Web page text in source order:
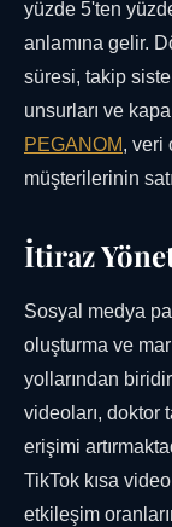
yüzde 5'ten
anlamına gelir.
süresi, takip
unsurları ve
PEGANOM, veri
müşterilerinin
İtiraz
Sosyal medya
oluşturma ve
yollarından
videoları, doktor
erişimi
TikTok kısa
etkileşim